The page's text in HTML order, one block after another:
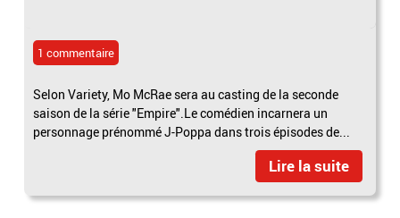
1 commentaire
Selon Variety, Mo McRae sera au casting de la seconde
saison de la série "Empire".Le comédien incarnera un
personnage prénommé J-Poppa dans trois épisodes de...
Lire la suite